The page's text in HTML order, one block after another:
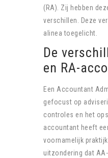
(RA). Zij hebben
verschillen. Deze
alinea toegelicht.
De
en RA-
Een Accountant
gefocust op
controles en het
accountant heeft
voornamelijk
uitzondering dat